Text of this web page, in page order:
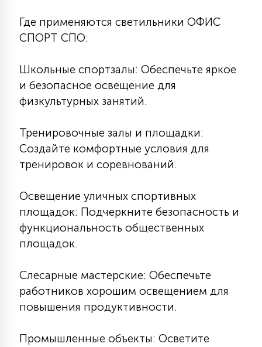
Где применяются светильники ОФИС
СПОРТ СПО:
Школьные спортзалы: Обеспечьте яркое
и безопасное освещение для
физкультурных занятий.
Тренировочные залы и площадки:
Создайте комфортные условия для
тренировок и соревнований.
Освещение уличных спортивных
площадок: Подчеркните безопасность и
функциональность общественных
площадок.
Слесарные мастерские: Обеспечьте
работников хорошим освещением для
повышения продуктивности.
Промышленные объекты: Осветите